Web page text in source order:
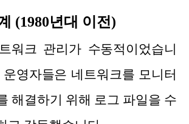
(1980년대 이전)
워크 관리가 수동적이었습니
영자들은 네트워크를 모니터
해결하기 위해 로그 파일을 수